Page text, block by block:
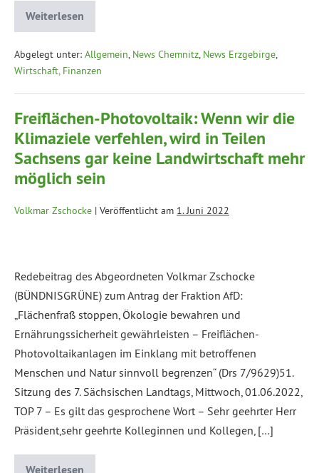
Weiterlesen
Abgelegt unter: Allgemein, News Chemnitz, News Erzgebirge,
Wirtschaft, Finanzen
Freiflächen-Photovoltaik: Wenn wir die
Klimaziele verfehlen, wird in Teilen
Sachsens gar keine Landwirtschaft mehr
möglich sein
Volkmar Zschocke | Veröffentlicht am 1. Juni 2022
Redebeitrag des Abgeordneten Volkmar Zschocke
(BÜNDNISGRÜNE) zum Antrag der Fraktion AfD:
„Flächenfraß stoppen, Ökologie bewahren und
Ernährungssicherheit gewährleisten – Freiflächen-
Photovoltaikanlagen im Einklang mit betroffenen
Menschen und Natur sinnvoll begrenzen“ (Drs 7/9629)51.
Sitzung des 7. Sächsischen Landtags, Mittwoch, 01.06.2022,
TOP 7 – Es gilt das gesprochene Wort – Sehr geehrter Herr
Präsident,sehr geehrte Kolleginnen und Kollegen, […]
Weiterlesen